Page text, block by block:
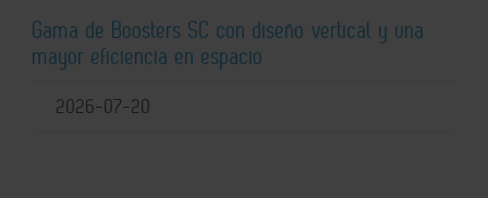
Gama de Boosters SC con diseño vertical y una
mayor eficiencia en espacio
2026-07-20